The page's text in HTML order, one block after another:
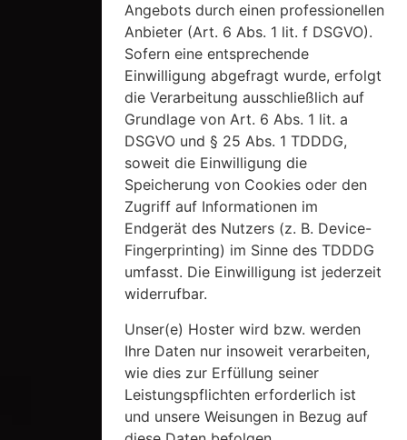
Angebots durch einen professionellen
Anbieter (Art. 6 Abs. 1 lit. f DSGVO).
Sofern eine entsprechende
Einwilligung abgefragt wurde, erfolgt
die Verarbeitung ausschließlich auf
Grundlage von Art. 6 Abs. 1 lit. a
DSGVO und § 25 Abs. 1 TDDDG,
soweit die Einwilligung die
Speicherung von Cookies oder den
Zugriff auf Informationen im
Endgerät des Nutzers (z. B. Device-
Fingerprinting) im Sinne des TDDDG
umfasst. Die Einwilligung ist jederzeit
widerrufbar.
Unser(e) Hoster wird bzw. werden
Ihre Daten nur insoweit verarbeiten,
wie dies zur Erfüllung seiner
Leistungspflichten erforderlich ist
und unsere Weisungen in Bezug auf